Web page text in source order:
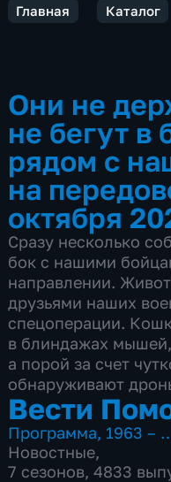
Главная Каталог
Они не
не бегут в
рядом с
на
октября
Сразу несколько
бок с нашими
направлении.
друзьями наших
спецоперации.
в блиндажах
а порой за счет
обнаруживают
Вести
Программа, 1963 –
Новостные,
7 сезонов, 4833